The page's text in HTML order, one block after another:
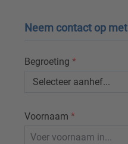
Neem contact op met
Begroeting *
Voornaam *